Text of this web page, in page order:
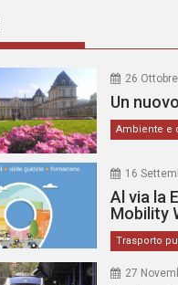
26
Un
Ambiente e
16
Al via la
Mobility
Trasporto
27